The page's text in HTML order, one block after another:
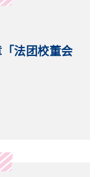
「法团校董会